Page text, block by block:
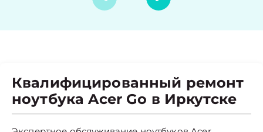
Квалифицированный ремонт
ноутбука Acer Go в Иркутске